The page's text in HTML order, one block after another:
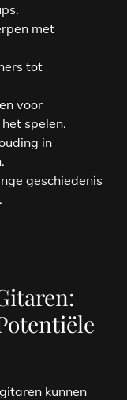
met
tot
voor
spelen.
in
geschiedenis
kunnen